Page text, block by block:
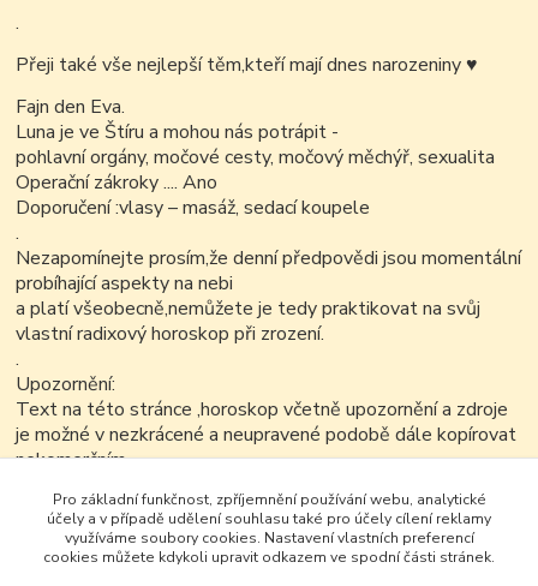
.
Přeji také vše nejlepší těm,kteří mají dnes narozeniny♥
Fajn den Eva.
Luna je ve Štíru a mohou nás potrápit -
pohlavní orgány, močové cesty, močový měchýř, sexualita
Operační zákroky .... Ano
Doporučení :vlasy – masáž, sedací koupele
.
Nezapomínejte prosím,že denní předpovědi jsou momentální
probíhající aspekty na nebi
a platí všeobecně,nemůžete je tedy praktikovat na svůj
vlastní radixový horoskop při zrození.
.
Upozornění:
Text na této stránce ,horoskop včetně upozornění a zdroje
je možné v nezkrácené a neupravené podobě dále kopírovat
nekomerčním
Pro základní funkčnost, zpříjemnění používání webu, analytické
účely a v případě udělení souhlasu také pro účely cílení reklamy
využíváme soubory cookies. Nastavení vlastních preferencí
cookies můžete kdykoli upravit odkazem ve spodní části stránek.